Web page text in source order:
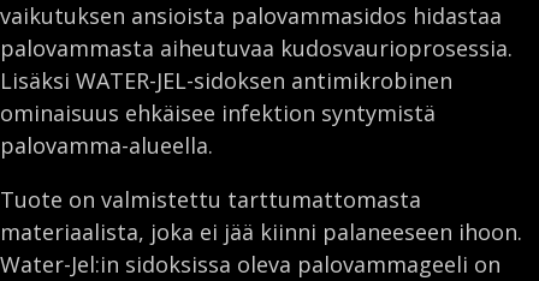
vaikutuksen ansioista palovammasidos hidastaa
palovammasta aiheutuvaa kudosvaurioprosessia.
Lisäksi WATER-JEL-sidoksen antimikrobinen
ominaisuus ehkäisee infektion syntymistä
palovamma-alueella.
Tuote on valmistettu tarttumattomasta
materiaalista, joka ei jää kiinni palaneeseen ihoon.
Water-Jel:in sidoksissa oleva palovammageeli on